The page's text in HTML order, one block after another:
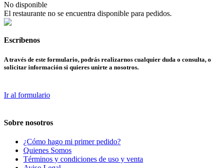
No disponible
El restaurante no se encuentra disponible para pedidos.
Escríbenos
A través de este formulario, podrás realizarnos cualquier duda o consulta, o
solicitar información si quieres unirte a nosotros.
Ir al formulario
Sobre nosotros
¿Cómo hago mi primer pedido?
Quienes Somos
Términos y condiciones de uso y venta